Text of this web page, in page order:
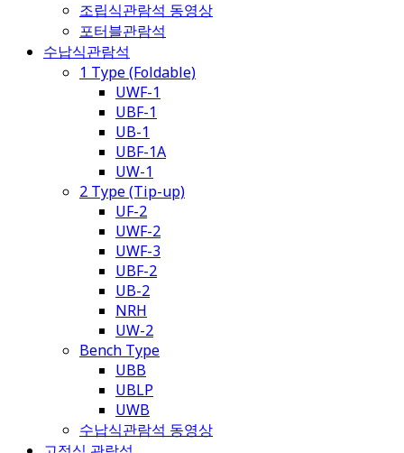
조립식관람석 동영상
포터블관람석
수납식관람석
1 Type (Foldable)
UWF-1
UBF-1
UB-1
UBF-1A
UW-1
2 Type (Tip-up)
UF-2
UWF-2
UWF-3
UBF-2
UB-2
NRH
UW-2
Bench Type
UBB
UBLP
UWB
수납식관람석 동영상